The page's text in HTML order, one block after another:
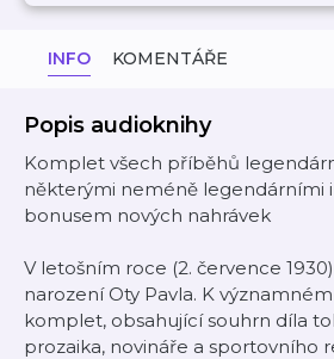
INFO KOMENTÁŘE
Popis audioknihy
Komplet všech příběhů
některými neméně legendárními
bonusem nových nahrávek
V letošním roce (2. července
narození Oty Pavla. K
komplet, obsahující souhrn díla
prozaika, novináře a sportovního